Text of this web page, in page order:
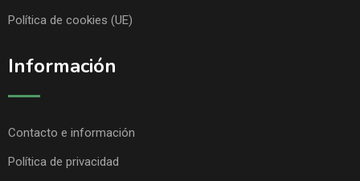
Política de cookies (UE)
Información
Contacto e información
Política de privacidad